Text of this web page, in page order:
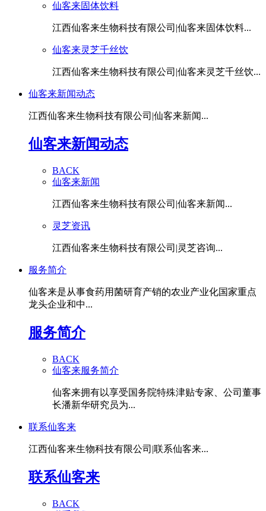
仙客来固体饮料
江西仙客来生物科技有限公司|仙客来固体饮料...
仙客来灵芝千丝饮
江西仙客来生物科技有限公司|仙客来灵芝千丝饮...
仙客来新闻动态
江西仙客来生物科技有限公司|仙客来新闻...
仙客来新闻动态
BACK
仙客来新闻
江西仙客来生物科技有限公司|仙客来新闻...
灵芝资讯
江西仙客来生物科技有限公司|灵芝咨询...
服务简介
仙客来是从事食药用菌研育产销的农业产业化国家重点
龙头企业和中...
服务简介
BACK
仙客来服务简介
仙客来拥有以享受国务院特殊津贴专家、公司董事
长潘新华研究员为...
联系仙客来
江西仙客来生物科技有限公司|联系仙客来...
联系仙客来
BACK